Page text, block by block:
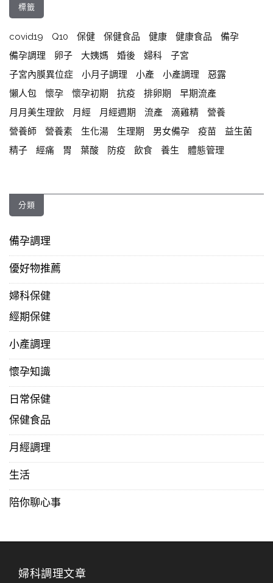
標籤
covid19 Q10 保健 保健食品 健康 健康食品
備孕
備孕調理
卵子 大姨媽 婚後 婦科
子宮
子宮內膜異位症
小月子調理 小產 小產調理
惡露
懶人包
懷孕 懷孕初期 抗疫 排卵期
早期流產
月月美生理飲
月經 月經週期 流產 滴雞精
營養
營養師
營養素 生化湯 生理期 男女備孕 疫苗
益生菌
精子
經痛 胃 葉酸 防疫 飲食 養生 體態管理
分類
備孕調理
優好物推薦
婦科保健
經期保健
小產調理
懷孕知識
日常保健
保健食品
月經調理
生活
陪你聊心事
婦科調理文章